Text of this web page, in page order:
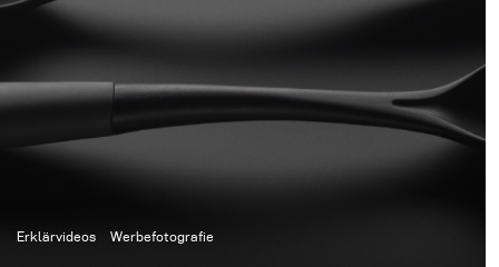
Erklärvideos Werbefotografie